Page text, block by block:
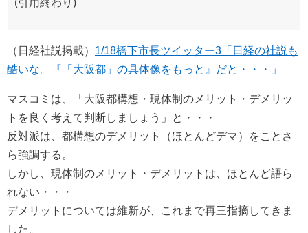
(引用終わり)
（日経社説掲載） 1/18橋下市長ツイッター3「日経の社説も
酷いな。『「大阪都」の具体像をもっと』だと・・・」
マスコミは、「大阪都構想・現体制のメリット・デメリッ
トを良く考えて判断しましょう」と・・・
反対派は、都構想のデメリット（ほとんどデマ）をことさ
ら強調する。
しかし、現体制のメリット・デメリットは、ほとんど語ら
れない・・・
デメリットについては維新が、これまで再三指摘してきま
した。